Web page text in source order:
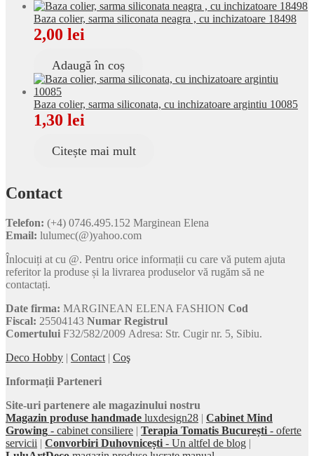
Baza colier, sarma siliconata neagra , cu inchizatoare 18498
2,00 lei
Adaugă în coș
Baza colier, sarma siliconata, cu inchizatoare argintiu 10085
1,30 lei
Citește mai mult
Contact
Telefon: (+4) 0746.495.152 Marginean Elena
Email: lulumec(@)yahoo.com
Înlocuiți at cu @. Pentru orice informații cu care vă putem ajuta
referitor la produse și la livrarea produselor vă rugăm să ne
contactați.
Date firma: MARGINEAN ELENA FASHION Cod
Fiscal: 25504143 Numar Registrul
Comertului F32/582/2009 Adresa: Str. Cugir nr. 5, Sibiu.
Deco Hobby | Contact | Coş
Informații Parteneri
Site-uri partenere ale magazinului nostru
Magazin produse handmade luxdesign28 | Cabinet Mind
Growing - cabinet consiliere | Terapia Tomatis București - oferte
servicii | Convorbiri Duhovnicești - Un altfel de blog |